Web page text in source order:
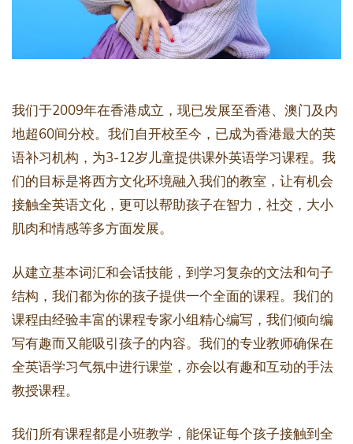
我们于2009年在香港成立，现已发展至香港、澳门及内
地超60间分校。我们自开校至今，已成为香港最大的英
语补习机构，为3-12岁儿童提供课外英语学习课程。我
们的目标是将西方文化环境融入我们的教室，让有机会
接触全英语文化，更可以帮助孩子在智力，社交，大小
肌肉和情感等多方面发展。
从建立基本词汇和会话技能，到学习复杂的文法和句子
结构，我们都为你的孩子提供一个全面的课程。我们的
课程由经验丰富的课程专家小组精心编写，我们倾向编
写有趣而又能吸引孩子的内容。我们的专业教师确保在
全英语学习气氛中进行课堂，亦会以有趣和互动的手法
教授课程。
我们所有课程都是小班教学，能保证每个孩子接触到全